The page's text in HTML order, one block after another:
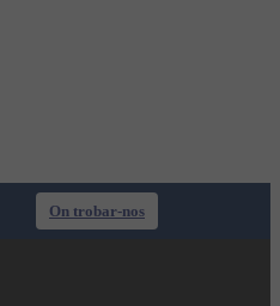
On trobar-nos